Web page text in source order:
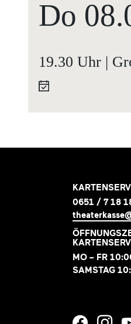
Do
19.30 Uhr |
0651 / 7 18
MO – FR
SAMSTAG